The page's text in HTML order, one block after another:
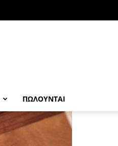
ΠΩΛΟΎΝΤΑΙ